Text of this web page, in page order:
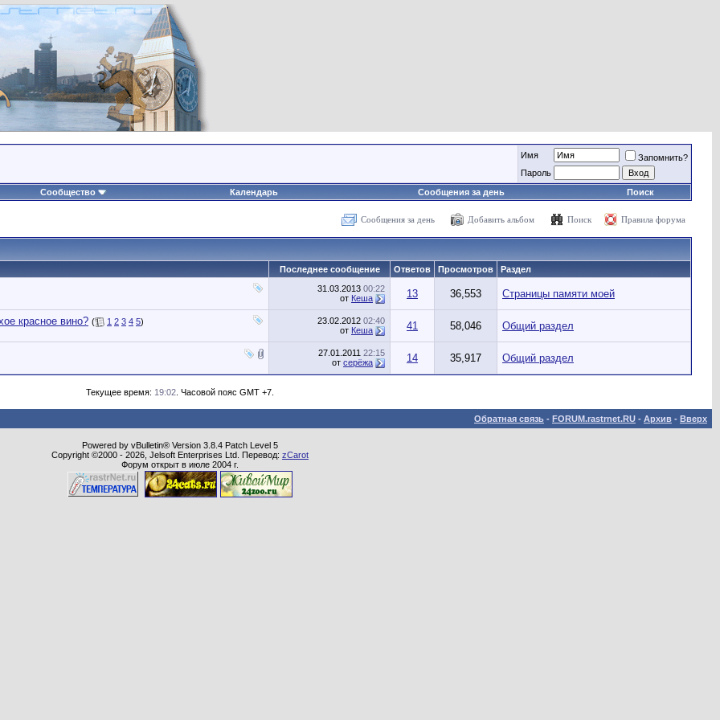
Имя
Запомнить?
Пароль
Сообщество
Календарь Сообщения за день Поиск
Сообщения за день Добавить альбом Поиск Правила форума
Последнее сообщение Ответов Просмотров
Раздел
31.03.2013 00:22
от Кеша 13 36,553 Страницы памяти моей
красное вино? ( 1 2 3 4 5) 23.02.2012 02:40
от Кеша 41 58,046 Общий раздел
27.01.2011 22:15
от серёжа 14 35,917 Общий раздел
Текущее время: 19:02 . Часовой пояс GMT +7.
Обратная связь - FORUM.rastrnet.RU - Архив - Вверх
Powered by vBulletin® Version 3.8.4 Patch Level 5
Copyright ©2000 - 2026, Jelsoft Enterprises Ltd. Перевод: zCarot
Форум открыт в июле 2004 г.